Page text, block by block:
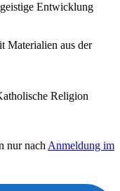
Entwicklung
Materialien aus der
Religion
nur nach Anmeldung im